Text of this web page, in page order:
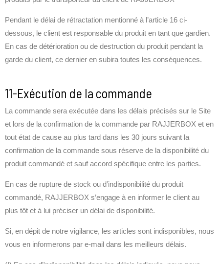
Pendant le délai de rétractation mentionné à l’article 16 ci-
dessous, le client est responsable du produit en tant que gardien.
En cas de détérioration ou de destruction du produit pendant la
garde du client, ce dernier en subira toutes les conséquences.
11-Exécution de la commande
La commande sera exécutée dans les délais précisés sur le Site
et lors de la confirmation de la commande par RAJJERBOX et en
tout état de cause au plus tard dans les 30 jours suivant la
confirmation de la commande sous réserve de la disponibilité du
produit commandé et sauf accord spécifique entre les parties.
En cas de rupture de stock ou d’indisponibilité du produit
commandé, RAJJERBOX s’engage à en informer le client au
plus tôt et à lui préciser un délai de disponibilité.
Si, en dépit de notre vigilance, les articles sont indisponibles, nous
vous en informerons par e-mail dans les meilleurs délais.